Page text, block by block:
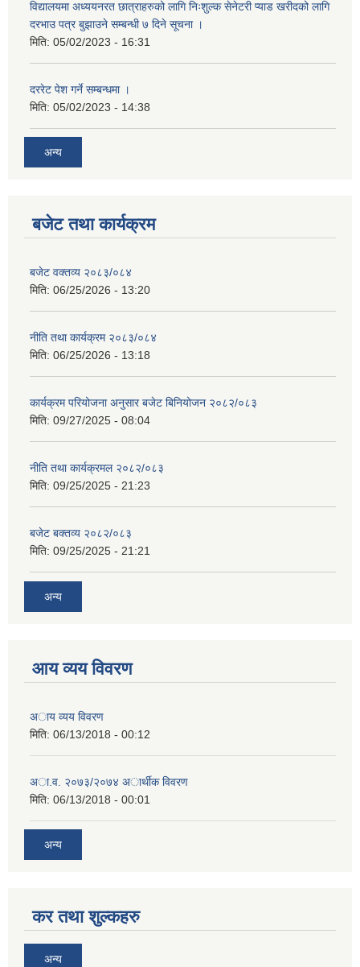
विद्यालयमा अध्ययनरत छात्राहरुको लागि निःशुल्क सेनेटरी प्याड खरीदको लागि
दरभाउ पत्र बुझाउने सम्बन्धी ७ दिने सूचना ।
मिति: 05/02/2023 - 16:31
दररेट पेश गर्ने सम्बन्धमा ।
मिति: 05/02/2023 - 14:38
अन्य
बजेट तथा कार्यक्रम
बजेट वक्तव्य २०८३/०८४
मिति: 06/25/2026 - 13:20
नीति तथा कार्यक्रम २०८३/०८४
मिति: 06/25/2026 - 13:18
कार्यक्रम परियोजना अनुसार बजेट बिनियोजन २०८२/०८३
मिति: 09/27/2025 - 08:04
नीति तथा कार्यक्रमल २०८२/०८३
मिति: 09/25/2025 - 21:23
बजेट बक्तव्य २०८२/०८३
मिति: 09/25/2025 - 21:21
अन्य
आय व्यय विवरण
अाय व्यय विवरण
मिति: 06/13/2018 - 00:12
अा.व. २०७३/२०७४ अार्थीक विवरण
मिति: 06/13/2018 - 00:01
अन्य
कर तथा शुल्कहरु
अन्य